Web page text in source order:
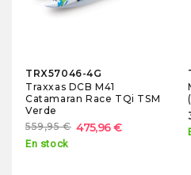
TRX57046-4G
Traxxas DCB M41
Catamaran Race TQi TSM
Verde
559,95 € 475,96 €
En stock